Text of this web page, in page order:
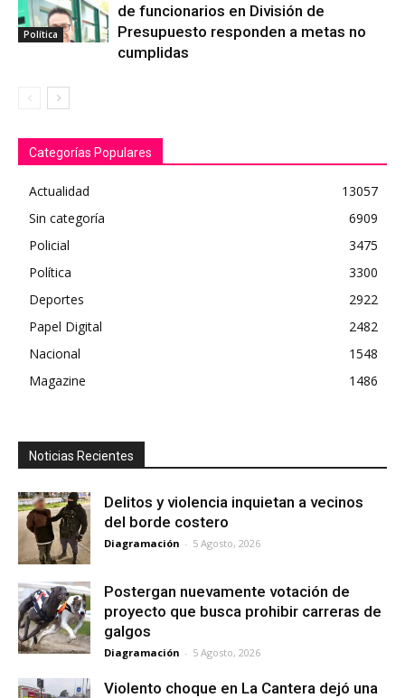
Política
de funcionarios en División de
Presupuesto responden a metas no
cumplidas
Categorías Populares
Actualidad
13057
Sin categoría
6909
Policial
3475
Política
3300
Deportes
2922
Papel Digital
2482
Nacional
1548
Magazine
1486
Noticias Recientes
Delitos y violencia inquietan a vecinos
del borde costero
Diagramación - 5 Agosto, 2026
Postergan nuevamente votación de
proyecto que busca prohibir carreras de
galgos
Diagramación - 5 Agosto, 2026
Violento choque en La Cantera dejó una